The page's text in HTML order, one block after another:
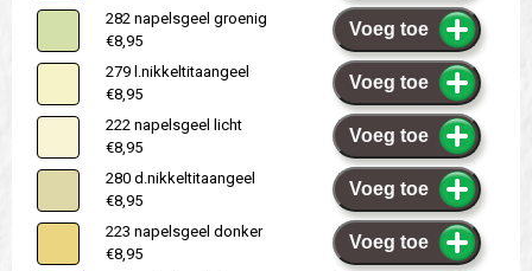
282 napelsgeel groenig
€8,95
Voeg toe
279 l.nikkeltitaangeel
€8,95
Voeg toe
222 napelsgeel licht
€8,95
Voeg toe
280 d.nikkeltitaangeel
€8,95
Voeg toe
223 napelsgeel donker
€8,95
Voeg toe